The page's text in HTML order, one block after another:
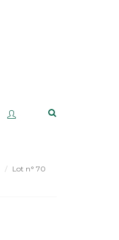
Lot n° 70